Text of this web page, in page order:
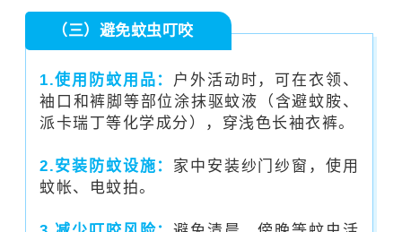
（三）避免蚊虫叮咬
1.使用防蚊用品： 户外活动时，可在衣领、
袖口和裤脚等部位涂抹驱蚊液（含避蚊胺、
派卡瑞丁等化学成分），穿浅色长袖衣裤。
2.安装防蚊设施： 家中安装纱门纱窗，使用
蚊帐、电蚊拍。